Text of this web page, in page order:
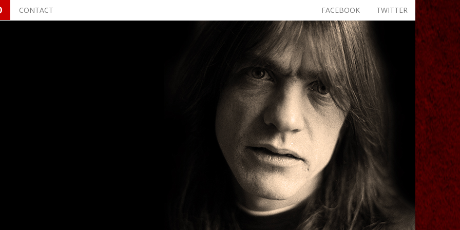
CONTACT TWITTER
FACEBOOK